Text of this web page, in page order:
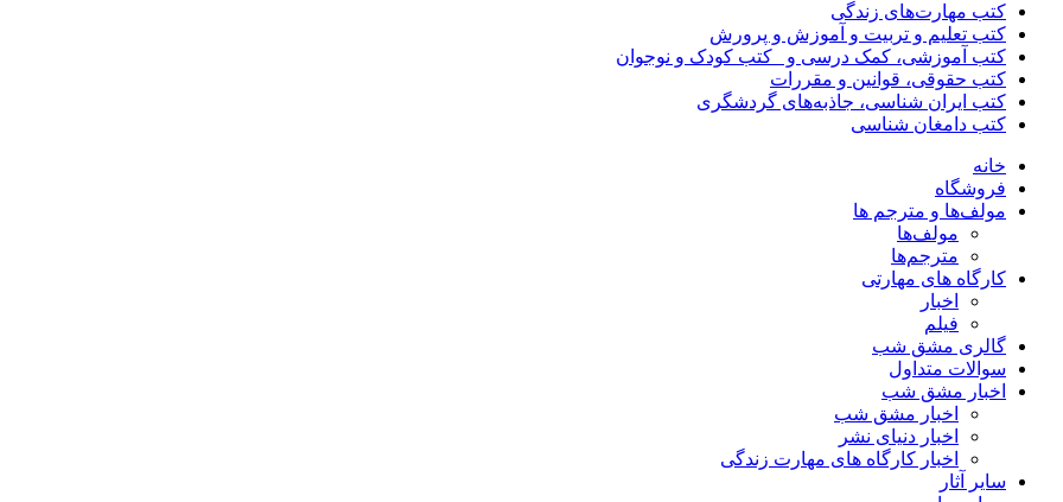
کتب مهارت‌های زندگی
کتب تعلیم و تربیت و آموزش و پرورش
کتب آموزشی، کمک درسی و _کتب کودک و نوجوان
کتب حقوقی، قوانین و مقررات
کتب ایران شناسی، جاذبه‌های گردشگری
کتب دامغان شناسی
خانه
فروشگاه
مولف‌ها و مترجم ها
مولف‌ها
مترجم‌ها
کارگاه های مهارتی
اخبار
فیلم
گالری مشق شب
سوالات متداول
اخبار مشق شب
اخبار مشق شب
اخبار دنیای نشر
اخبار کارگاه های مهارت زندگی
سایر آثار